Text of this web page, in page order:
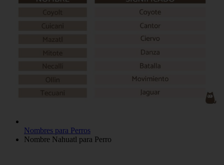
Nombres para Perros
Nombre Nahuatl para Perro